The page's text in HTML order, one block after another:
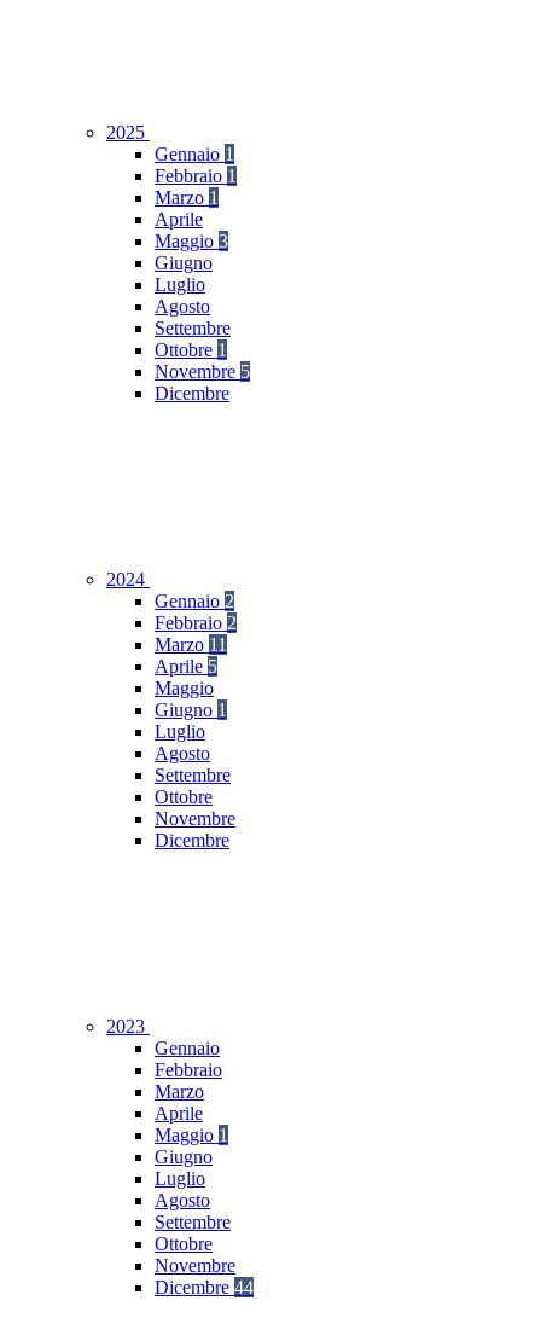
2025
Gennaio 1
Febbraio 1
Marzo 1
Aprile
Maggio 3
Giugno
Luglio
Agosto
Settembre
Ottobre 1
Novembre 5
Dicembre
2024
Gennaio 2
Febbraio 2
Marzo 11
Aprile 5
Maggio
Giugno 1
Luglio
Agosto
Settembre
Ottobre
Novembre
Dicembre
2023
Gennaio
Febbraio
Marzo
Aprile
Maggio 1
Giugno
Luglio
Agosto
Settembre
Ottobre
Novembre
Dicembre 44